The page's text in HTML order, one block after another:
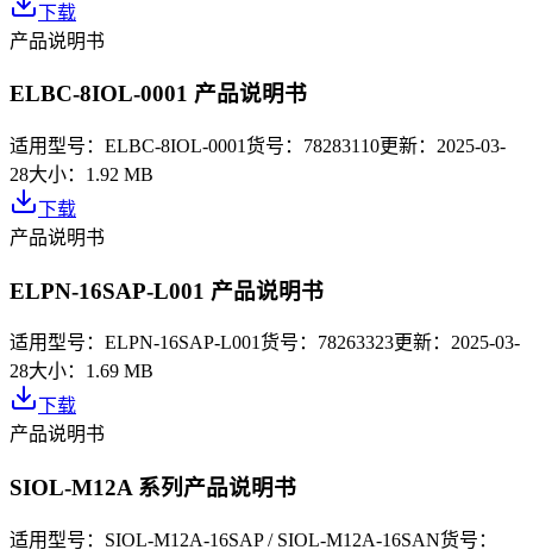
下载
产品说明书
ELBC-8IOL-0001 产品说明书
适用型号： ELBC-8IOL-0001货号： 78283110更新： 2025-03-
28大小： 1.92 MB
下载
产品说明书
ELPN-16SAP-L001 产品说明书
适用型号： ELPN-16SAP-L001货号： 78263323更新： 2025-03-
28大小： 1.69 MB
下载
产品说明书
SIOL-M12A 系列产品说明书
适用型号： SIOL-M12A-16SAP / SIOL-M12A-16SAN货号：